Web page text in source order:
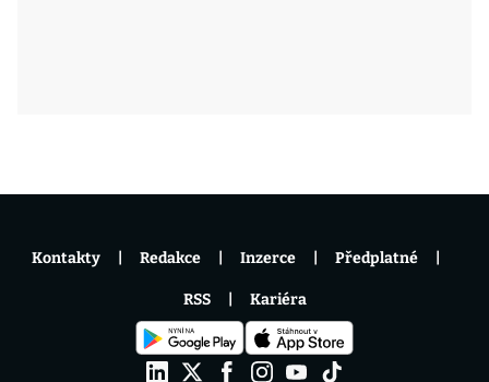
Kontakty Redakce Inzerce Předplatné
RSS Kariéra